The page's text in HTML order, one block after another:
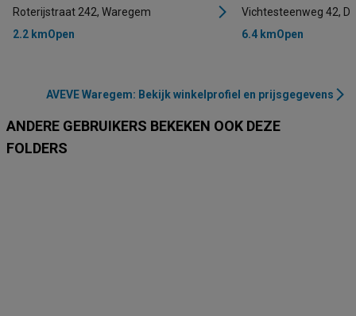
Roterijstraat 242, Waregem
2.2 kmOpen
Vichtesteenweg 42,
6.4 kmOpen
AVEVE Waregem: Bekijk winkelprofiel en prijsgegevens
ANDERE GEBRUIKERS BEKEKEN OOK DEZE
FOLDERS